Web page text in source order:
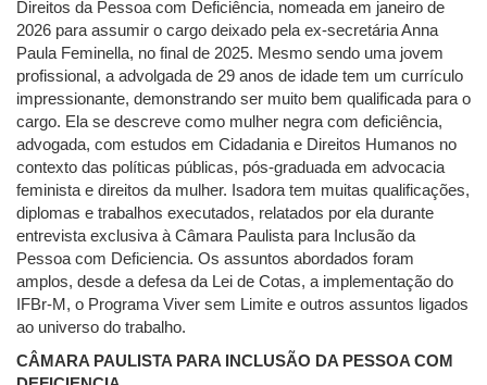
Direitos da Pessoa com Deficiência, nomeada em janeiro de
2026 para assumir o cargo deixado pela ex-secretária Anna
Paula Feminella, no final de 2025. Mesmo sendo uma jovem
profissional, a advolgada de 29 anos de idade tem um currículo
impressionante, demonstrando ser muito bem qualificada para o
cargo. Ela se descreve como mulher negra com deficiência,
advogada, com estudos em Cidadania e Direitos Humanos no
contexto das políticas públicas, pós-graduada em advocacia
feminista e direitos da mulher. Isadora tem muitas qualificações,
diplomas e trabalhos executados, relatados por ela durante
entrevista exclusiva à Câmara Paulista para Inclusão da
Pessoa com Deficiencia. Os assuntos abordados foram
amplos, desde a defesa da Lei de Cotas, a implementação do
IFBr-M, o Programa Viver sem Limite e outros assuntos ligados
ao universo do trabalho.
CÂMARA PAULISTA PARA INCLUSÃO DA PESSOA COM